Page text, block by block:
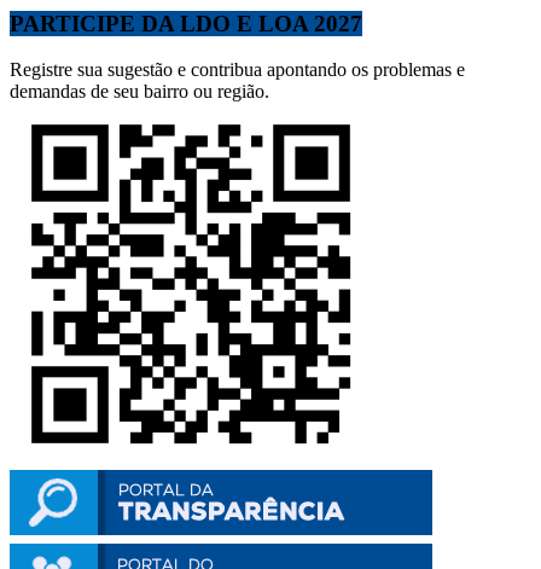
PARTICIPE DA LDO E LOA 2027
Registre sua sugestão e contribua apontando os problemas e
demandas de seu bairro ou região.